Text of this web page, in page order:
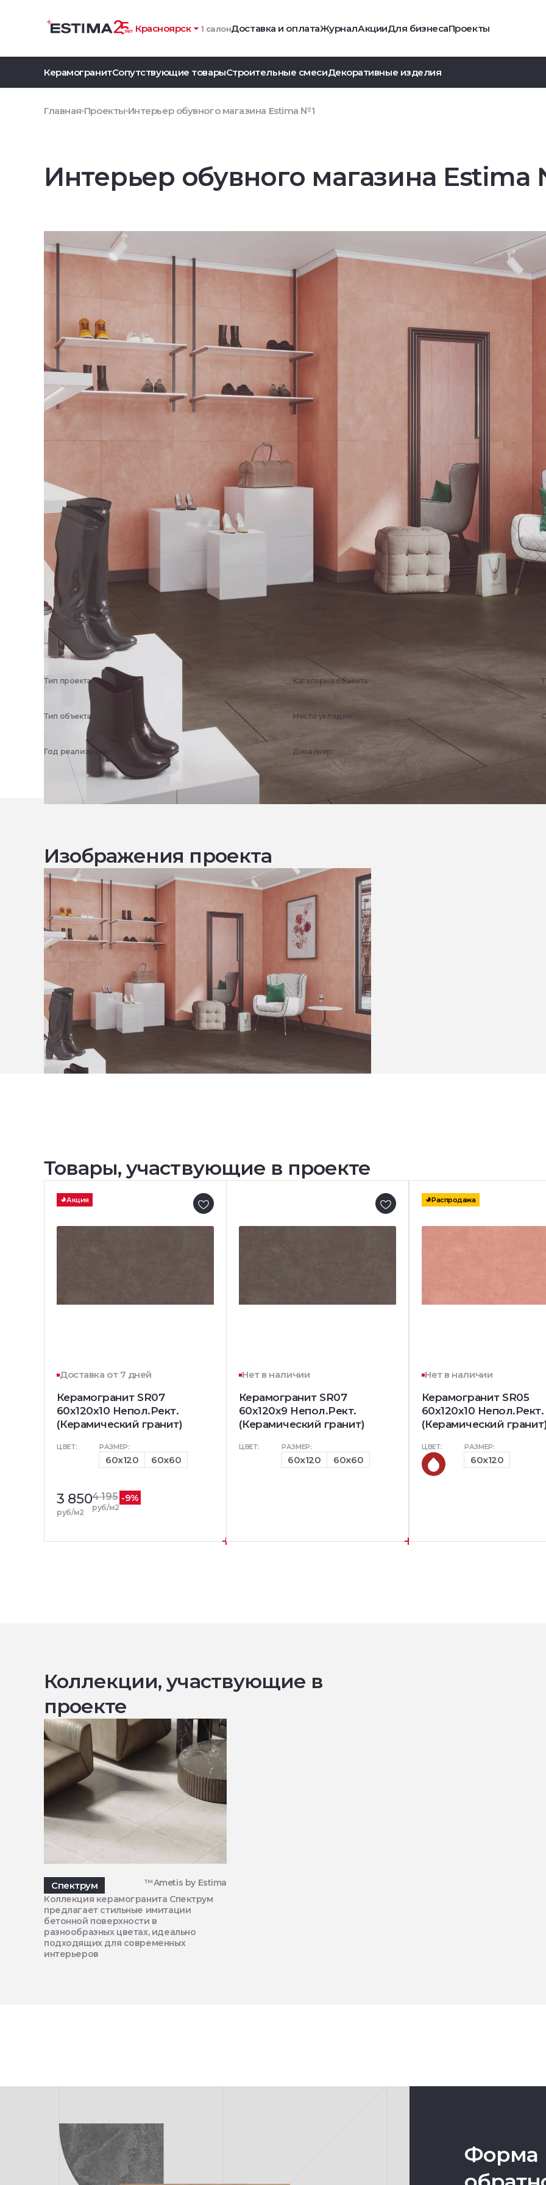
Красноярск 1 салонДоставка и оплатаЖурналАкцииДля бизнесаПроекты
КерамогранитСопутствующие товарыСтроительные смесиДекоративные изделия
Главная Проекты Интерьер обувного магазина Estima №1
Интерьер обувного магазина Estima
Тип проекта:
3D визуализация
Категория объекта:
Тип объекта:
Торговля
Место укладки:
Общественные пространства
Год реализации: Дизайнер:
Эстима Дизайн
Изображения проекта
Товары, участвующие в проекте
Акция
Доставка от 7 дней
Керамогранит SR07
60x120х10 Непол.Рект.
(Керамический гранит)
ЦВЕТ: РАЗМЕР:
60x120 60x60
3 850
руб/м2
4 195
руб/м2
-9%
Нет в наличии
Керамогранит SR07
60x120х9 Непол.Рект.
(Керамический гранит)
ЦВЕТ: РАЗМЕР:
60x120 60x60
Распродажа
Нет в наличии
Керамогранит SR05
60x120х10 Непол.Рект.
(Керамический
ЦВЕТ: РАЗМЕР:
60x120
Коллекции, участвующие в
проекте
Спектрум
™Ametis by Estima
Коллекция керамогранита Спектрум
предлагает стильные имитации
бетонной поверхности в
разнообразных цветах, идеально
подходящих для современных
интерьеров
Форма